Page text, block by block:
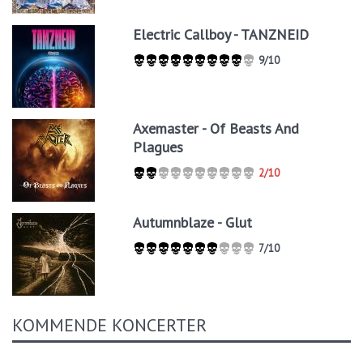
Electric Callboy - TANZNEID
9/10
Axemaster - Of Beasts And
Plagues
2/10
Autumnblaze - Glut
7/10
KOMMENDE KONCERTER